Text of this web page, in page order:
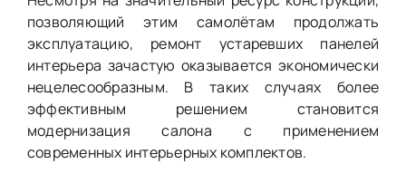
позволяющий этим самолётам продолжать
эксплуатацию, ремонт устаревших панелей
интерьера зачастую оказывается экономически
нецелесообразным. В таких случаях более
эффективным решением становится
модернизация салона с применением
современных интерьерных комплектов.